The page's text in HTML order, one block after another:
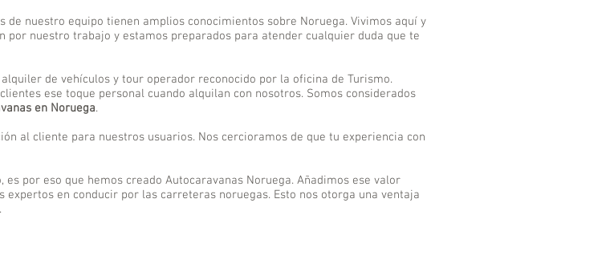
nuestro equipo tienen amplios conocimientos sobre Noruega. Vivimos aquí y
por nuestro trabajo y estamos preparados para atender cualquier duda que te
de vehículos y tour operador reconocido por la oficina de Turismo.
ese toque personal cuando alquilan con nosotros. Somos considerados
en Noruega.
al cliente para nuestros usuarios. Nos cercioramos de que tu experiencia con
por eso que hemos creado Autocaravanas Noruega. Añadimos ese valor
en conducir por las carreteras noruegas. Esto nos otorga una ventaja